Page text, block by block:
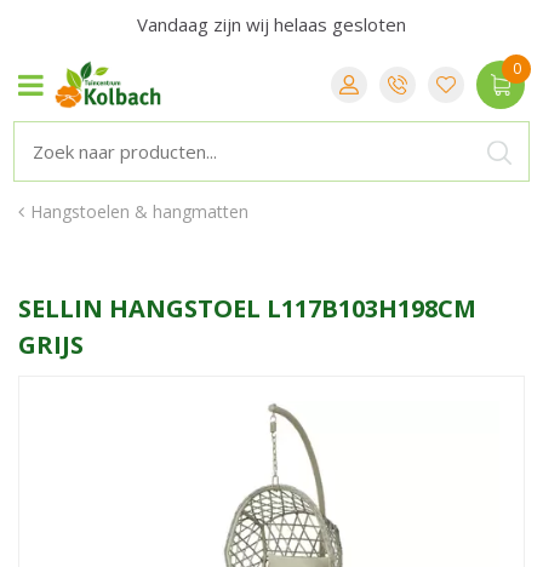
Hangstoelen & hangmatten
Vandaag zijn wij helaas gesloten
SELLIN HANGSTOEL L117B103H198CM
GRIJS